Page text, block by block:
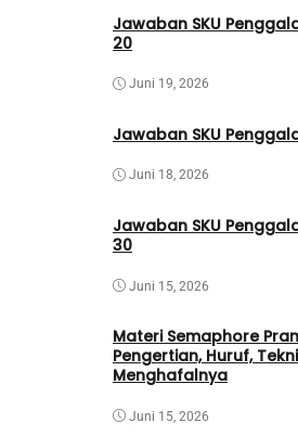
Jawaban SKU
20
Juni 19, 2026
Jawaban SKU
Juni 18, 2026
Jawaban SKU
30
Juni 15, 2026
Materi Semaphore
Pengertian, Huruf,
Menghafalnya
Juni 15, 2026